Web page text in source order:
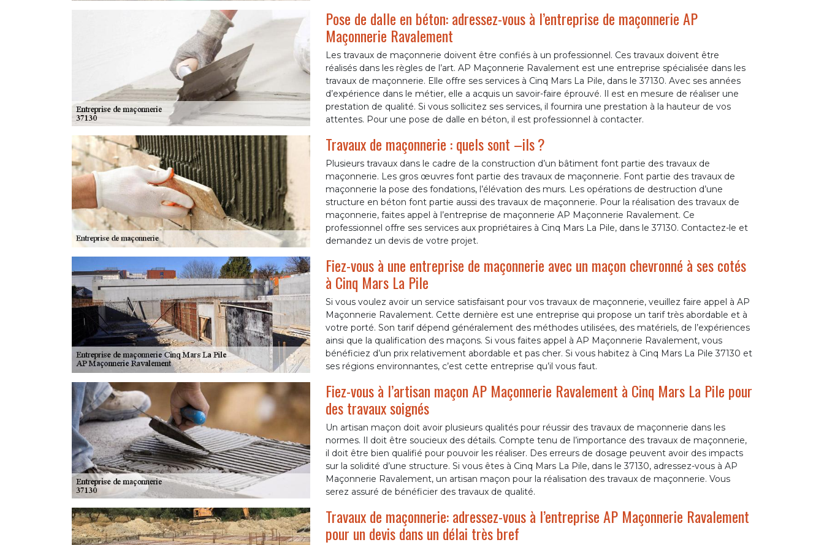
Pose de dalle en béton: adressez-vous à l’entreprise de maçonnerie AP
Maçonnerie Ravalement
Les travaux de maçonnerie doivent être confiés à un professionnel. Ces travaux doivent être
réalisés dans les règles de l’art. AP Maçonnerie Ravalement est une entreprise spécialisée dans les
travaux de maçonnerie. Elle offre ses services à Cinq Mars La Pile, dans le 37130. Avec ses années
d’expérience dans le métier, elle a acquis un savoir-faire éprouvé. Il est en mesure de réaliser une
prestation de qualité. Si vous sollicitez ses services, il fournira une prestation à la hauteur de vos
attentes. Pour une pose de dalle en béton, il est professionnel à contacter.
Travaux de maçonnerie : quels sont –ils ?
Plusieurs travaux dans le cadre de la construction d’un bâtiment font partie des travaux de
maçonnerie. Les gros œuvres font partie des travaux de maçonnerie. Font partie des travaux de
maçonnerie la pose des fondations, l’élévation des murs. Les opérations de destruction d’une
structure en béton font partie aussi des travaux de maçonnerie. Pour la réalisation des travaux de
maçonnerie, faites appel à l’entreprise de maçonnerie AP Maçonnerie Ravalement. Ce
professionnel offre ses services aux propriétaires à Cinq Mars La Pile, dans le 37130. Contactez-le et
demandez un devis de votre projet.
Fiez-vous à une entreprise de maçonnerie avec un maçon chevronné à ses cotés
à Cinq Mars La Pile
Si vous voulez avoir un service satisfaisant pour vos travaux de maçonnerie, veuillez faire appel à AP
Maçonnerie Ravalement. Cette dernière est une entreprise qui propose un tarif très abordable et à
votre porté. Son tarif dépend généralement des méthodes utilisées, des matériels, de l’expériences
ainsi que la qualification des maçons. Si vous faites appel à AP Maçonnerie Ravalement, vous
bénéficiez d’un prix relativement abordable et pas cher. Si vous habitez à Cinq Mars La Pile 37130 et
ses régions environnantes, c’est cette entreprise qu’il vous faut.
Fiez-vous à l’artisan maçon AP Maçonnerie Ravalement à Cinq Mars La Pile pour
des travaux soignés
Un artisan maçon doit avoir plusieurs qualités pour réussir des travaux de maçonnerie dans les
normes. Il doit être soucieux des détails. Compte tenu de l’importance des travaux de maçonnerie,
il doit être bien qualifié pour pouvoir les réaliser. Des erreurs de dosage peuvent avoir des impacts
sur la solidité d’une structure. Si vous êtes à Cinq Mars La Pile, dans le 37130, adressez-vous à AP
Maçonnerie Ravalement, un artisan maçon pour la réalisation des travaux de maçonnerie. Vous
serez assuré de bénéficier des travaux de qualité.
Travaux de maçonnerie: adressez-vous à l’entreprise AP Maçonnerie Ravalement
pour un devis dans un délai très bref